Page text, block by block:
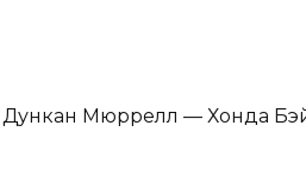
Дункан Мюррелл — Хонда